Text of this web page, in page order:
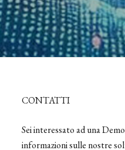
CONTATTI
Sei interessato ad una
informazioni sulle nostre